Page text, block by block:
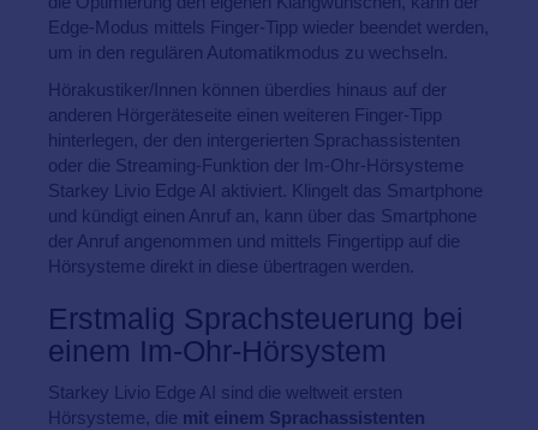
Edge-Modus mittels Finger-Tipp wieder beendet werden,
um in den regulären Automatikmodus zu wechseln.
Hörakustiker/Innen können überdies hinaus auf der
anderen Hörgeräteseite einen weiteren Finger-Tipp
hinterlegen, der den intergerierten Sprachassistenten
oder die Streaming-Funktion der Im-Ohr-Hörsysteme
Starkey Livio Edge AI aktiviert. Klingelt das Smartphone
und kündigt einen Anruf an, kann über das Smartphone
der Anruf angenommen und mittels Fingertipp auf die
Hörsysteme direkt in diese übertragen werden.
Erstmalig Sprachsteuerung bei
einem Im-Ohr-Hörsystem
Starkey Livio Edge AI sind die weltweit ersten
Hörsysteme, die mit einem Sprachassistenten